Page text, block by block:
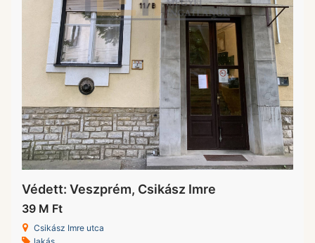
Védett: Veszprém, Csikász Imre
39 M Ft
Csikász Imre utca